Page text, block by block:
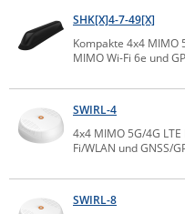
Gude
Guntermann & Drunck
High Sec Labs
HW group
Icron
IEC Lock
Ihse
SHK[X]4-7-49[X]
Kompakte 4x4 MIMO
MIMO Wi-Fi 6e und
SWIRL-4
4x4 MIMO 5G/4G
Fi/WLAN und GNSS/
SWIRL-8